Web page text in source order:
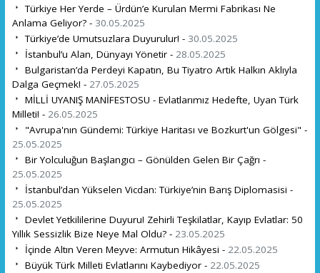
Türkiye Her Yerde – Ürdün’e Kurulan Mermi Fabrikası Ne
Anlama Geliyor? - 30.05.2025
Türkiye’de Umutsuzlara Duyurulur! - 30.05.2025
İstanbul’u Alan, Dünyayı Yönetir - 28.05.2025
Bulgaristan’da Perdeyi Kapatın, Bu Tiyatro Artık Halkın Aklıyla
Dalga Geçmek! - 27.05.2025
MİLLİ UYANIŞ MANİFESTOSU - Evlatlarımız Hedefte, Uyan Türk
Milleti! - 26.05.2025
"Avrupa'nın Gündemi: Türkiye Haritası ve Bozkurt'un Gölgesi" -
25.05.2025
Bir Yolculuğun Başlangıcı – Gönülden Gelen Bir Çağrı -
25.05.2025
İstanbul’dan Yükselen Vicdan: Türkiye’nin Barış Diplomasisi -
25.05.2025
Devlet Yetkililerine Duyuru! Zehirli Teşkilatlar, Kayıp Evlatlar: 50
Yıllık Sessizlik Bize Neye Mal Oldu? - 23.05.2025
İçinde Altın Veren Meyve: Armutun Hikâyesi - 22.05.2025
Büyük Türk Milleti Evlatlarını Kaybediyor - 22.05.2025